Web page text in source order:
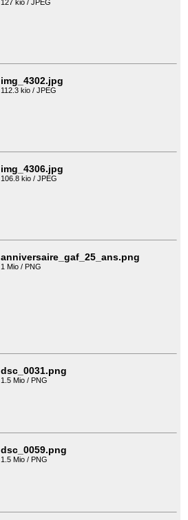
127 kio / JPEG
img_4302.jpg
112.3 kio / JPEG
img_4306.jpg
106.8 kio / JPEG
anniversaire_gaf_25_ans.png
1 Mio / PNG
dsc_0031.png
1.5 Mio / PNG
dsc_0059.png
1.5 Mio / PNG